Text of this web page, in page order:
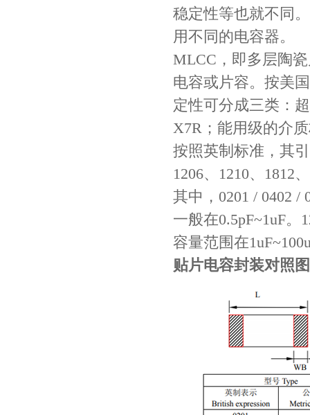
稳定性等也就不同
用不同的电容器。
MLCC，即多层陶
电容或片容。按美
定性可分成三类：
X7R；能用级的介
按照英制标准，其
1206、1210、1812
其中，0201 / 0402 /
一般在0.5pF~1uF。
容量范围在
贴片电容封装对照